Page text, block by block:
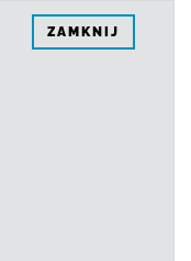
ZAMKNIJ